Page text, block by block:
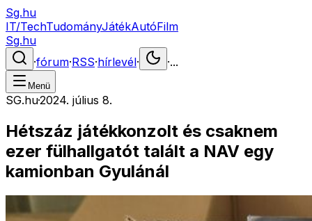
Sg.hu
IT/TechTudományJátékAutóFilm
Sg.hu
·fórum·RSS·hírlevél· ·...
Menü
SG.hu·2024. július 8.
Hétszáz játékkonzolt és csaknem
ezer fülhallgatót talált a NAV egy
kamionban Gyulánál